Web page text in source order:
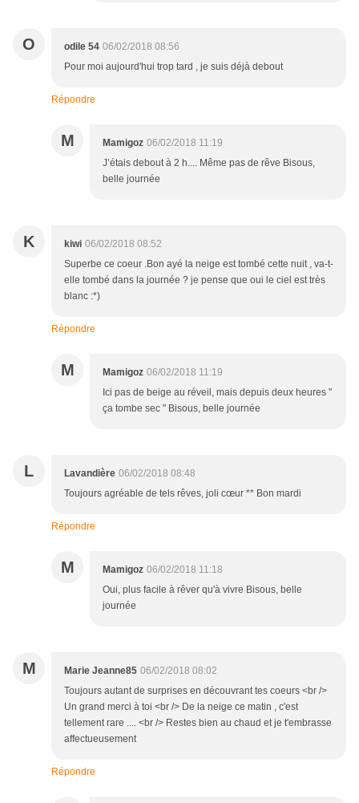
O odile 54 06/02/2018 08:56
Pour moi aujourd'hui trop tard , je suis déjà debout
Répondre
M Mamigoz 06/02/2018 11:19
J’étais debout à 2 h.... Même pas de rêve Bisous,
belle journée
K kiwi 06/02/2018 08:52
Superbe ce coeur .Bon ayé la neige est tombé cette nuit , va-t-
elle tombé dans la journée ? je pense que oui le ciel est très
blanc :*)
Répondre
M Mamigoz 06/02/2018 11:19
Ici pas de beige au réveil, mais depuis deux heures "
ça tombe sec " Bisous, belle journée
L Lavandière 06/02/2018 08:48
Toujours agréable de tels rêves, joli cœur ** Bon mardi
Répondre
M Mamigoz 06/02/2018 11:18
Oui, plus facile à rêver qu'à vivre Bisous, belle
journée
M Marie Jeanne85 06/02/2018 08:02
Toujours autant de surprises en découvrant tes coeurs <br />
Un grand merci à toi <br /> De la neige ce matin , c'est
tellement rare .... <br /> Restes bien au chaud et je t'embrasse
affectueusement
Répondre